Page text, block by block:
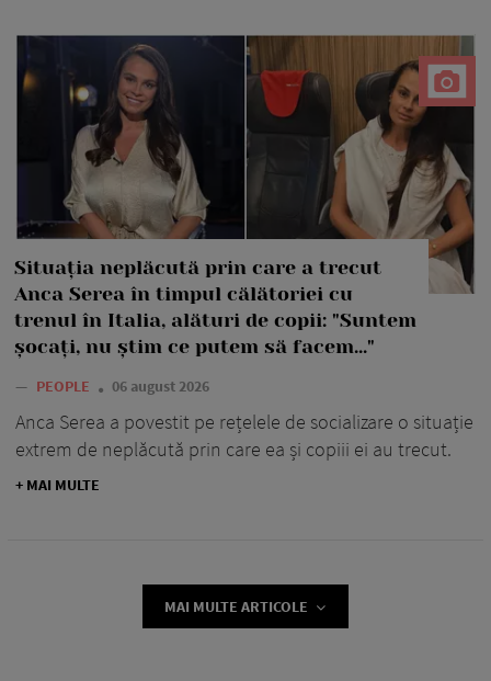
Situația neplăcută prin care a trecut
Anca Serea în timpul călătoriei cu
trenul în Italia, alături de copii: "Suntem
șocați, nu știm ce putem să facem..."
— PEOPLE 06 august 2026
Anca Serea a povestit pe rețelele de socializare o situație
extrem de neplăcută prin care ea și copiii ei au trecut.
+ MAI MULTE
MAI MULTE ARTICOLE